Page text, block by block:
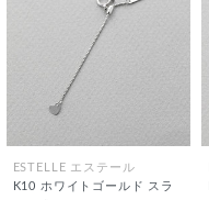
ESTELLE エステール
K10 ホワイトゴールド スラ